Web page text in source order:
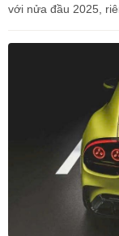
với nửa đầu 2025,